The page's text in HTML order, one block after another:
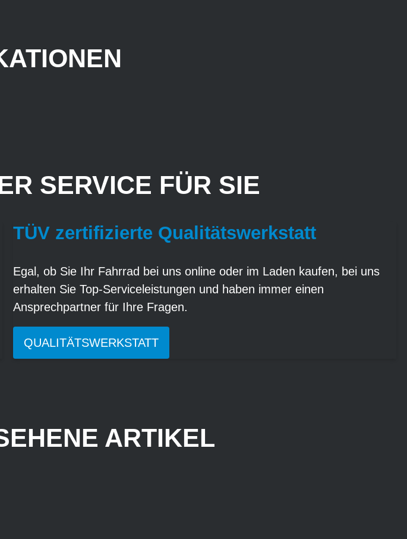
SERVICE FÜR SIE
TÜV zertifizierte Qualitätswerkstatt
Egal, ob Sie Ihr Fahrrad bei uns online oder im Laden kaufen, bei uns
erhalten Sie Top-Serviceleistungen und haben immer einen
Ansprechpartner für Ihre Fragen.
QUALITÄTSWERKSTATT
ARTIKEL